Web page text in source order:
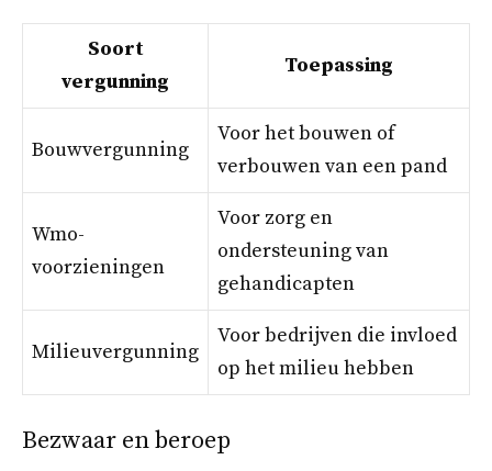
Soort
vergunning
Toepassing
Bouwvergunning
Voor het bouwen of
verbouwen van een pand
Wmo-
voorzieningen
Voor zorg en
ondersteuning van
gehandicapten
Milieuvergunning
Voor bedrijven die invloed
op het milieu hebben
Bezwaar en beroep